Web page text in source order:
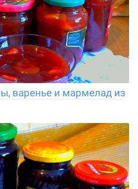
варенье и мармелад из